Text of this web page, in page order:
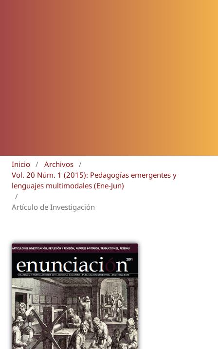
Inicio / Archivos /
Vol. 20 Núm. 1 (2015): Pedagogías emergentes y
lenguajes multimodales (Ene-Jun)
/
Artículo de Investigación